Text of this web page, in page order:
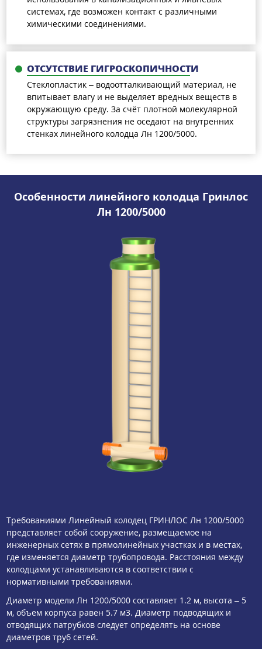
системах, где возможен контакт с различными
химическими соединениями.
ОТСУТСТВИЕ ГИГРОСКОПИЧНОСТИ
Стеклопластик – водоотталкивающий материал, не
впитывает влагу и не выделяет вредных веществ в
окружающую среду. За счёт плотной молекулярной
структуры загрязнения не оседают на внутренних
стенках линейного колодца Лн 1200/5000.
Особенности линейного колодца Гринлос
Лн 1200/5000
Требованиями Линейный колодец ГРИНЛОС Лн 1200/5000
представляет собой сооружение, размещаемое на
инженерных сетях в прямолинейных участках и в местах,
где изменяется диаметр трубопровода. Расстояния между
колодцами устанавливаются в соответствии с
нормативными требованиями.
Диаметр модели Лн 1200/5000 составляет 1.2 м, высота – 5
м, объем корпуса равен 5.7 м3. Диаметр подводящих и
отводящих патрубков следует определять на основе
диаметров труб сетей.